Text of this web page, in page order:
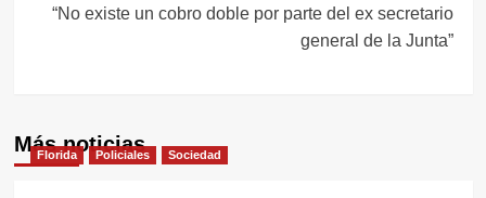
“No existe un cobro doble por parte del ex secretario
general de la Junta”
Más noticias
Florida Policiales Sociedad